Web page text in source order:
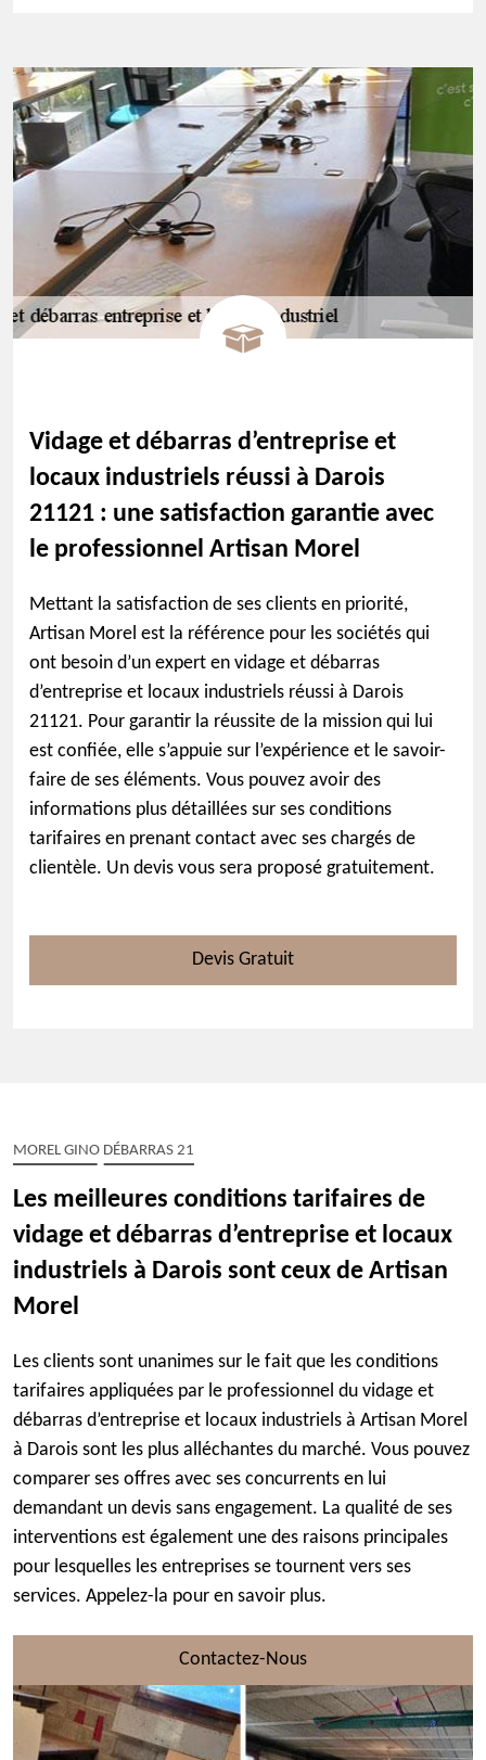
Vidage et débarras d’entreprise et
locaux industriels réussi à Darois
21121 : une satisfaction garantie avec
le professionnel Artisan Morel
Mettant la satisfaction de ses clients en priorité,
Artisan Morel est la référence pour les sociétés qui
ont besoin d’un expert en vidage et débarras
d’entreprise et locaux industriels réussi à Darois
21121. Pour garantir la réussite de la mission qui lui
est confiée, elle s’appuie sur l’expérience et le savoir-
faire de ses éléments. Vous pouvez avoir des
informations plus détaillées sur ses conditions
tarifaires en prenant contact avec ses chargés de
clientèle. Un devis vous sera proposé gratuitement.
Devis Gratuit
MOREL GINO DÉBARRAS 21
Les meilleures conditions tarifaires de
vidage et débarras d’entreprise et locaux
industriels à Darois sont ceux de Artisan
Morel
Les clients sont unanimes sur le fait que les conditions
tarifaires appliquées par le professionnel du vidage et
débarras d’entreprise et locaux industriels à Artisan Morel
à Darois sont les plus alléchantes du marché. Vous pouvez
comparer ses offres avec ses concurrents en lui
demandant un devis sans engagement. La qualité de ses
interventions est également une des raisons principales
pour lesquelles les entreprises se tournent vers ses
services. Appelez-la pour en savoir plus.
Contactez-Nous